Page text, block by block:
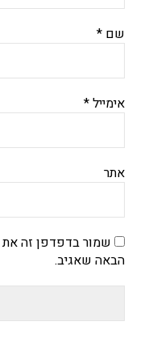
שם *
אימייל*
אתר
שמור בדפדפן זה
הבאה שאגיב.